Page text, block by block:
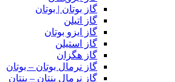
گاز بوتان | بوتان
گاز اتیلن
گاز ایزو بوتان
گاز استیلن
گاز هگزان
گاز نرمال بوتان – بوتان
گاز نرمال پنتان – پنتان